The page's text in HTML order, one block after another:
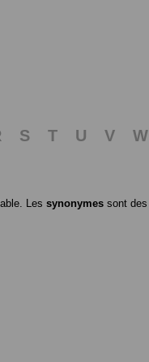
S T U V W
Les synonymes sont des